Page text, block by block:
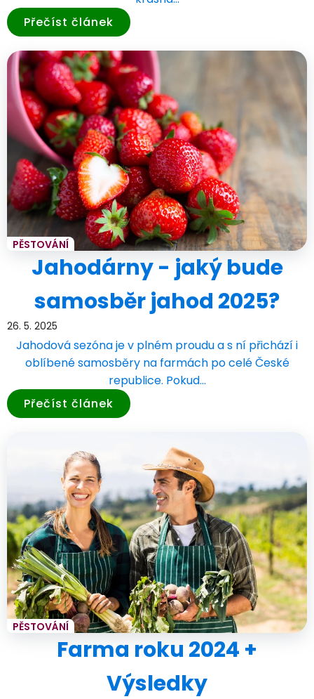
Přečíst článek
PĚSTOVÁNÍ
Jahodárny - jaký bude
samosběr jahod 2025?
26. 5. 2025
Jahodová sezóna je v plném proudu a s ní přichází i
oblíbené samosběry na farmách po celé České
republice. Pokud…
Přečíst článek
PĚSTOVÁNÍ
Farma roku 2024 +
Výsledky